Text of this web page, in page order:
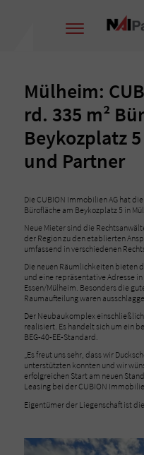
Mülheim:
rd. 335 m²
Beykozplatz
und Partner
Die CUBION Immobilien AG hat
Bürofläche am Beykozplatz 5 in
Neue Mieter sind die
der Region zu den etablierten
umfassend in verschiedenen
Die neuen Räumlichkeiten bieten
und eine repräsentative Adresse
Essen/Mülheim. Besonders die
Raumaufteilung waren
Der Neubaukomplex
realisiert. Es handelt sich um ein
BEG-40-EE-Standard.
„Es freut uns sehr, dass wir
unterstützten konnten und wir
erfolgreichen Start am neuen
Leasing bei der CUBION
Eigentümer der Liegenschaft ist